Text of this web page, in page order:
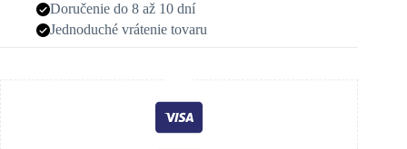
Doručenie do 8 až 10 dní
Jednoduché vrátenie tovaru